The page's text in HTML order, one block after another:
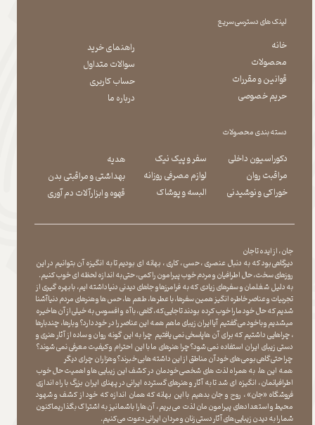
لینک های دسترسی سریع
دسته بندی محصولات
خانه
محصولات
قوانین و مقررات
حریم خصوصی
راهنمای خرید
سوالات متداول
حساب کاربری
درباره ما
دکوراسیون داخلی
مراقبت روان
​​​​​​​خوراکی و نوشیدنی
سفر و پیک نیک
لوازم مصرفی روزانه
​​​​​​​البسه و پوشاک
هدیه
بهداشتی و مراقبتی بدن
​​​​​​​قهوه و ابزارآلات دم آوری
جان ، از ایده تا جان
دیرگاهی بود که به دنبال عنصری ، حسی ، کاری ، بهانه ای بودیم تا به انگیزه آن بتوانیم در این
روزهای سخت ، حال اطرافیان و مردم خوب پیرامون را کمی ، حتی به اندازه لحظه ای خوب کنیم.
به دلیل شغلمان و سفرهای زیادی که به فرامرزها و جاهای دیدنی دنیا داشته ایم، با بهره گیری از
تجربیات و عناصر خاطره انگیز همین سفرها ، با عطر ها ، طعم ها ، حس ها و هنرهای مردم دنیا آشنا
شدیم که حال خود ما را خوب کرده بودند تا جایی که، گاهی ، با آه و افسوس به خیلی از آن ها خیره
میشدیم و با خود می گفتیم آیا ایران زیبای ما هم همه این عناصر را در خود دارد؟ و بارها ، چندبارها
، چراهایی داشتیم که برای آن ها پاسخی نمی یافتیم چرا به این گونه روان و ساده از آثار هنری و
دستی زیبای ایران استفاده نمی شود؟چرا هنرهای ما با این احترام و کیفیت معرفی نمی شوند؟
چرا حتی گاهی بومی های خود آن مناطق از این داشته ها بی خبرند؟و هزاران چرای دیگر
​​​​​​​ همه این ها، به همراه لذت های شخصی خودمان در کشف این زیبایی ها و اهمیت حال خوب
اطرافیانمان ، انگیزه ای شد تا به آثار و هنرهای گسترده ایرانی در پهنای ایران بزرگ با راه اندازی
فروشگاه «جان» ، روح و جان بدهیم با این بهانه که همان اندازه که خود از کشف و شهود
محیط و استعدادهای پیرامون مان لذت می بریم ، آن ها را با شما نیز به اشتراک بگذاریماکنون
شما را به دیدن زیبایی های آثار دستی زنان و مردان ایرانی دعوت می کنیم.